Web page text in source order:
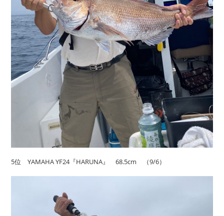
5位 YAMAHA YF24『HARUNA』 68.5cm （9/6）